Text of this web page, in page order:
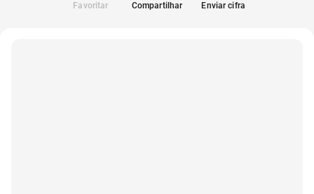
Favoritar Compartilhar Enviar cifra